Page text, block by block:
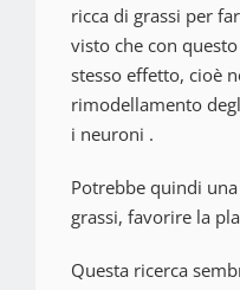
ricca di grassi per
visto che con
stesso effetto, cioè
rimodellamento
i neuroni .
Potrebbe quindi
grassi, favorire la
Questa ricerca